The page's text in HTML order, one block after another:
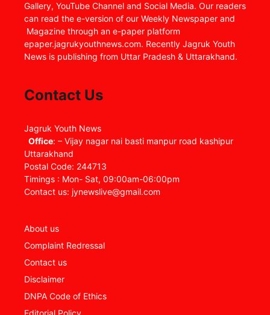
Gallery, YouTube Channel and Social Media. Our readers
can read the e-version of our Weekly Newspaper and
Magazine through an e-paper platform
epaper.jagrukyouthnews.com. Recently Jagruk Youth
News is publishing from Uttar Pradesh & Uttarakhand.
Contact Us
Jagruk Youth News
Office: – Vijay nagar nai basti manpur road kashipur
Uttarakhand
Postal Code: 244713
Timings : Mon- Sat, 09:00am-06:00pm
Contact us: jynewslive@gmail.com
About us
Complaint Redressal
Contact us
Disclaimer
DNPA Code of Ethics